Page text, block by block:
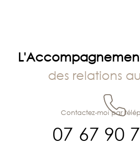
des relations
07 67 90
Contactez-moi par